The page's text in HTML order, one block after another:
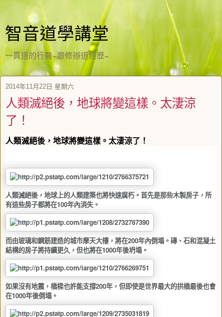
智音道學講堂
一貫道的行醫~跟修辦道經歷~
2014年11月22日 星期六
人類滅絕後，地球將變這樣。太淒涼
了！
人類滅絕後，地球將變這樣。太淒涼了！
人類滅絕後，地球上的人類建築也將快速腐朽。首先是那些木製房子，所
有這些房子都將在100年內消失。
而由玻璃和鋼筋建造的城市摩天大樓，將在200年內倒塌。磚、石和混凝土
結構的房子將持續更久，但也將在1000年後坍塌。
如果沒有地震，橋樑也許能支撐200年，但即使是世界最大的拱橋最後也會
在1000年後倒塌。